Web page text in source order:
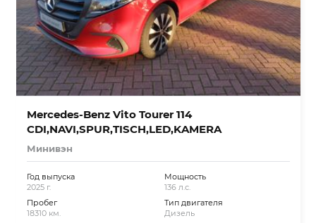
Mercedes-Benz Vito Tourer 114
CDI,NAVI,SPUR,TISCH,LED,KAMERA
Минивэн
Год выпуска
2025 г.
Пробег
18310 км.
Мощность
136 л.с.
Тип двигателя
Дизель